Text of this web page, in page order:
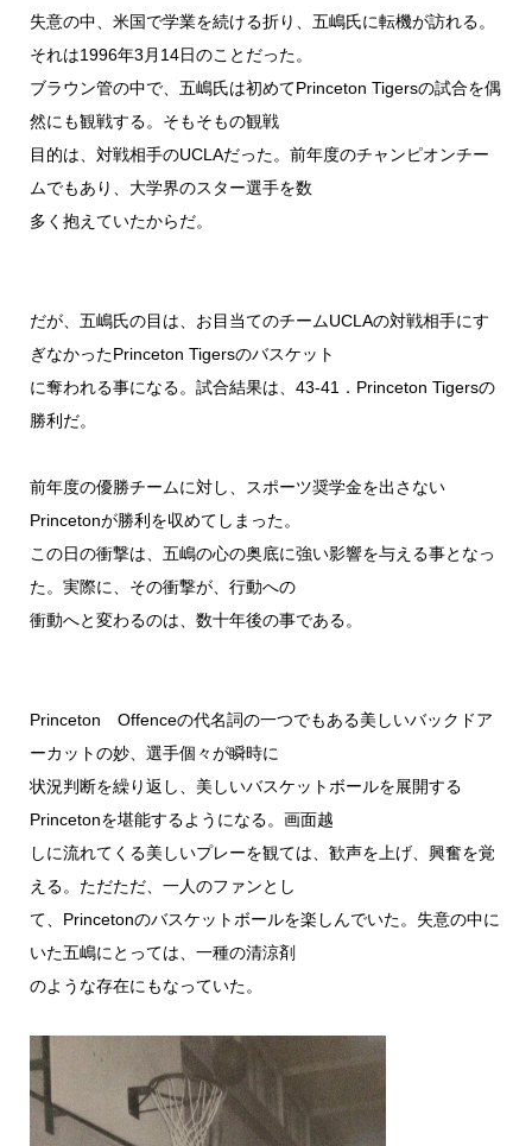
失意の中、米国で学業を続ける折り、五嶋氏に転機が訪れる。
それは1996年3月14日のことだった。
ブラウン管の中で、五嶋氏は初めてPrinceton Tigersの試合を偶
然にも観戦する。そもそもの観戦
目的は、対戦相手のUCLAだった。前年度のチャンピオンチー
ムでもあり、大学界のスター選手を数
多く抱えていたからだ。
だが、五嶋氏の目は、お目当てのチームUCLAの対戦相手にす
ぎなかったPrinceton Tigersのバスケット
に奪われる事になる。試合結果は、43-41．Princeton Tigersの
勝利だ。
前年度の優勝チームに対し、スポーツ奨学金を出さない
Princetonが勝利を収めてしまった。
この日の衝撃は、五嶋の心の奥底に強い影響を与える事となっ
た。実際に、その衝撃が、行動への
衝動へと変わるのは、数十年後の事である。
Princeton Offenceの代名詞の一つでもある美しいバックドア
ーカットの妙、選手個々が瞬時に
状況判断を繰り返し、美しいバスケットボールを展開する
Princetonを堪能するようになる。画面越
しに流れてくる美しいプレーを観ては、歓声を上げ、興奮を覚
える。ただただ、一人のファンとし
て、Princetonのバスケットボールを楽しんでいた。失意の中に
いた五嶋にとっては、一種の清涼剤
のような存在にもなっていた。